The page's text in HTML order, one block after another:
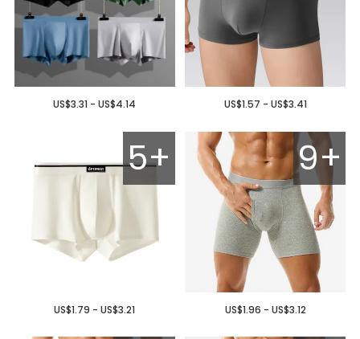
US$3.31 - US$4.14 US$1.57 - US$3.41
5+
US$1.79 - US$3.21
9+
US$1.96 - US$3.12